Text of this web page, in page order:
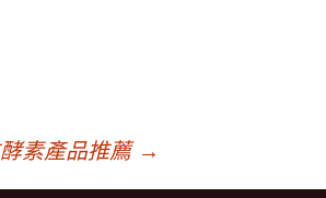
素產品推薦 →